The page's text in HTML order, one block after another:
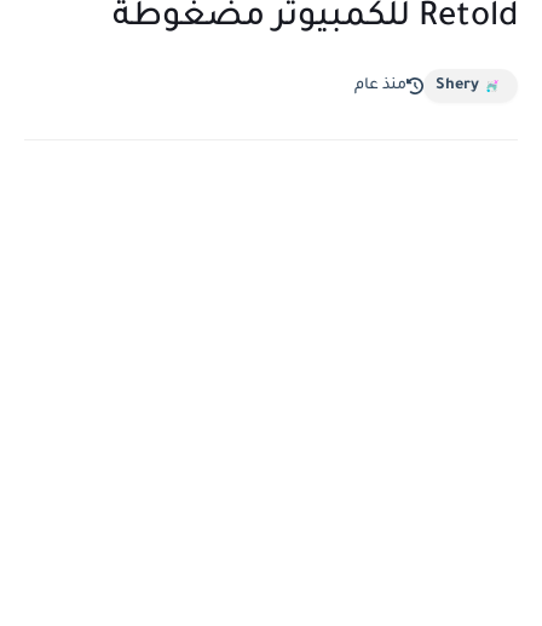
Retold للكمبيوتر مضغوطة
Shery منذ عام